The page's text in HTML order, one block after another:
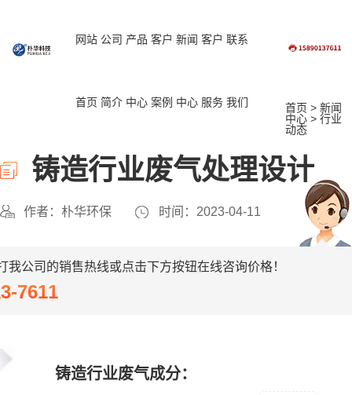
网站
首页
公司
简介
产品
中心
客户
案例
新闻
中心
客户
服务
联系
我们 首页 >新闻
中心 >行业
动态
铸造行业废气处理设计
作者：朴华环保 时间：2023-04-11
公司的销售热线或点击下方按钮在线咨询价格！
7611
铸造行业废气成分：